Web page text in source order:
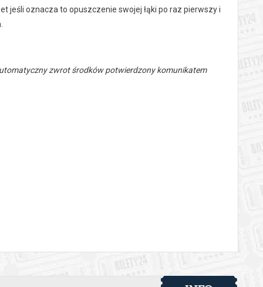
jeśli oznacza to opuszczenie swojej łąki po raz pierwszy i
zwrot środków potwierdzony komunikatem